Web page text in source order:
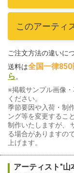
このアーティ
ご注文方法の違いに
送料は全国一律850
ら 。
※掲載サンプル画像
ください。
季節要因や入荷・制
ング等を変更するこ
制作いたしますが、
る場合がありますの
上げます。
アーティスト"山